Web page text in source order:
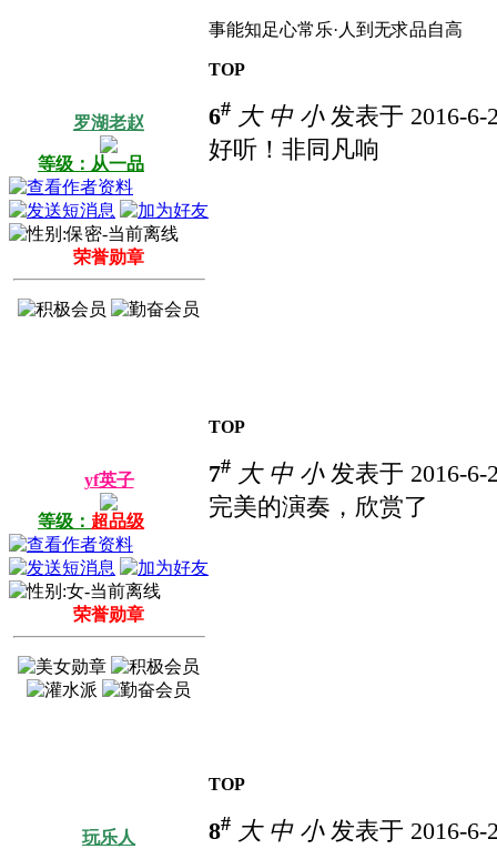
事能知足心常乐·人到无求品自高
TOP
罗湖老赵
等级：从一品
荣誉勋章
6# 大 中 小发表于 2016-
好听！非同凡响
TOP
yf英子
等级： 超品级
荣誉勋章
7# 大 中 小发表于 2016-
完美的演奏，欣赏了
TOP
玩乐人 8# 大 中 小发表于 2016-